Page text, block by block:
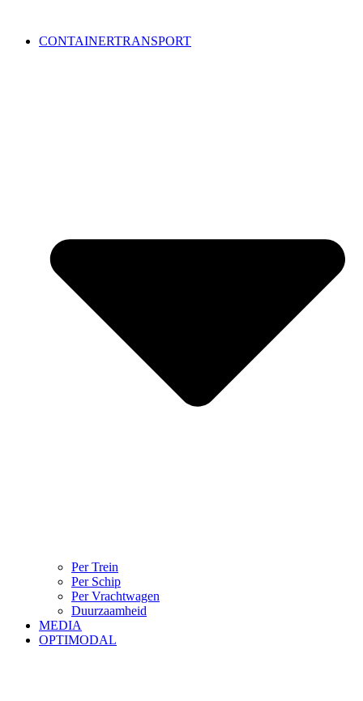
CONTAINERTRANSPORT
Per Trein
Per Schip
Per Vrachtwagen
Duurzaamheid
MEDIA
OPTIMODAL